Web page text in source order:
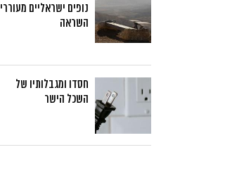
נופים ישראליים מעוררי
השראה
חסדו ומגבלותיו של
השכל הישר